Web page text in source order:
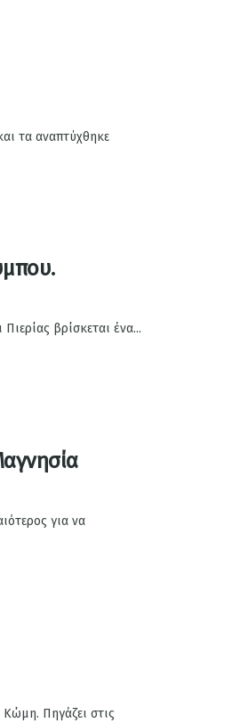
τα αναπτύχθηκε
βρίσκεται ένα...
για να
Πηγάζει στις